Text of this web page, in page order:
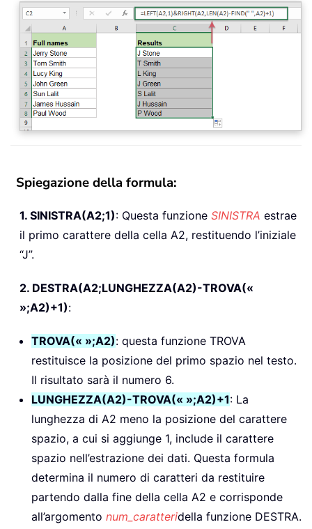
Spiegazione della formula:
1. SINISTRA(A2;1): Questa funzione SINISTRA estrae
il primo carattere della cella A2, restituendo l’iniziale
“J”.
2. DESTRA(A2;LUNGHEZZA(A2)-TROVA(«
»;A2)+1):
TROVA(« »;A2): questa funzione TROVA
restituisce la posizione del primo spazio nel testo.
Il risultato sarà il numero 6.
LUNGHEZZA(A2)-TROVA(« »;A2)+1: La
lunghezza di A2 meno la posizione del carattere
spazio, a cui si aggiunge 1, include il carattere
spazio nell’estrazione dei dati. Questa formula
determina il numero di caratteri da restituire
partendo dalla fine della cella A2 e corrisponde
all’argomento num_caratteridella funzione DESTRA.